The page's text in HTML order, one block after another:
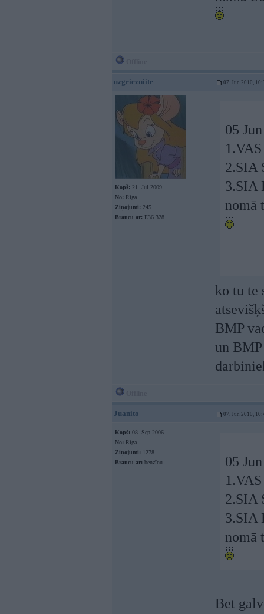
uzgriezniite 07. Jun 2010,
Kopš: 21. Jul 2009
No: Rīga
Ziņojumi: 245
Braucu ar: E36 328
05
2.SIA
3.SIA
nomā
ko tu te
BMP
un
Juanito 07. Jun 2010,
Kopš: 08. Sep 2006
No: Rīga
Ziņojumi: 1278
Braucu ar: benzīnu
05
2.SIA
3.SIA
nomā
Bet